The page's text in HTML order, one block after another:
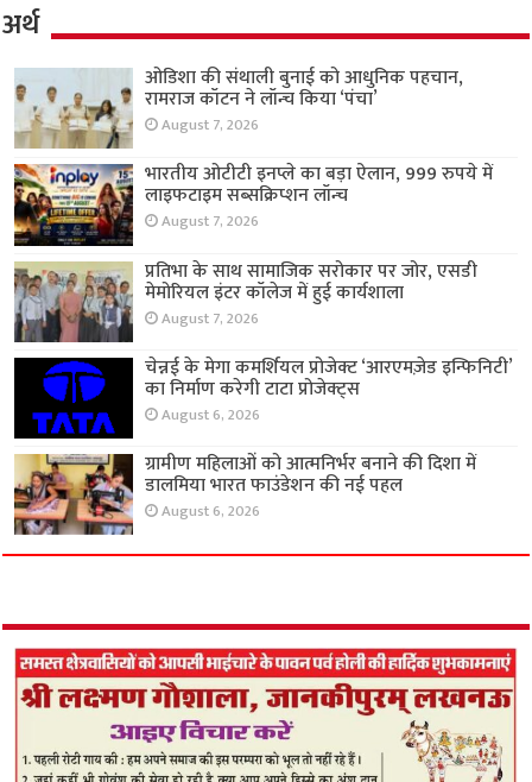
अर्थ
ओडिशा की संथाली बुनाई को आधुनिक पहचान,
रामराज कॉटन ने लॉन्च किया ‘पंचा’
August 7, 2026
भारतीय ओटीटी इनप्ले का बड़ा ऐलान, 999 रुपये में
लाइफटाइम सब्सक्रिप्शन लॉन्च
August 7, 2026
प्रतिभा के साथ सामाजिक सरोकार पर जोर, एसडी
मेमोरियल इंटर कॉलेज में हुई कार्यशाला
August 7, 2026
चेन्नई के मेगा कमर्शियल प्रोजेक्ट ‘आरएमज़ेड इन्फिनिटी’
का निर्माण करेगी टाटा प्रोजेक्ट्स
August 6, 2026
ग्रामीण महिलाओं को आत्मनिर्भर बनाने की दिशा में
डालमिया भारत फाउंडेशन की नई पहल
August 6, 2026